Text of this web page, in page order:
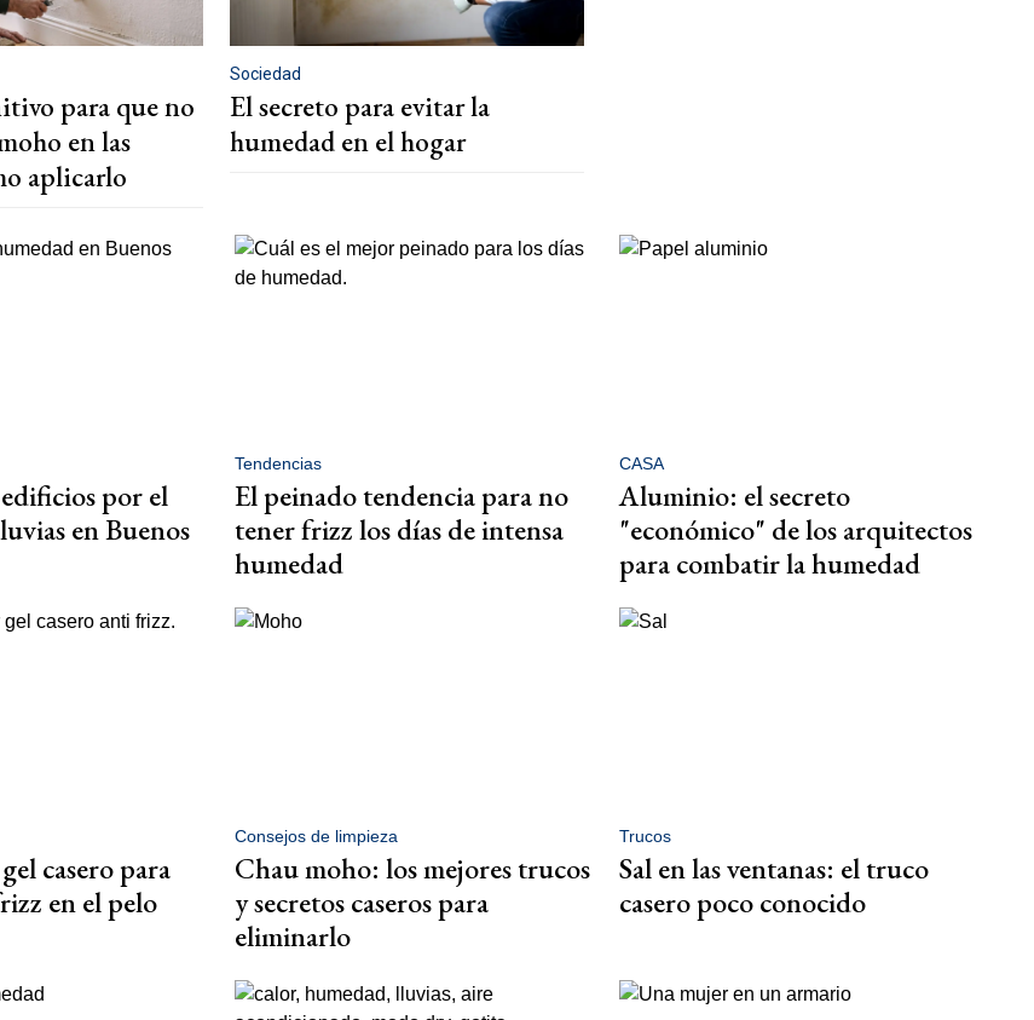
para que no
en las
aplicarlo
Sociedad
El secreto para evitar la
humedad en el hogar
por el
en Buenos
Tendencias
El peinado tendencia para no
tener frizz los días de intensa
humedad
CASA
Aluminio: el secreto
"económico" de los arquitectos
para combatir la humedad
casero para
en el pelo
Consejos de limpieza
Chau moho: los mejores trucos
y secretos caseros para
eliminarlo
Trucos
Sal en las ventanas: el truco
casero poco conocido